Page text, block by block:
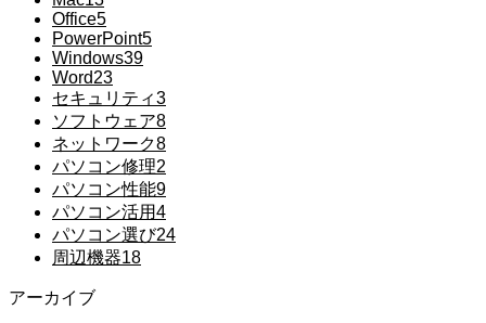
Office5
PowerPoint5
Windows39
Word23
セキュリティ3
ソフトウェア8
ネットワーク8
パソコン修理2
パソコン性能9
パソコン活用4
パソコン選び24
周辺機器18
アーカイブ